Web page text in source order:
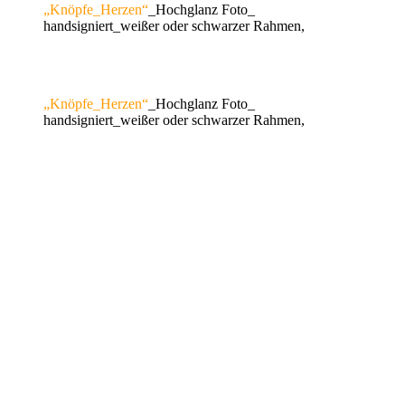
„Knöpfe_Herzen“ _Hochglanz Foto_
handsigniert_weißer oder schwarzer Rahmen,
„Knöpfe_Herzen“ _Hochglanz Foto_
handsigniert_weißer oder schwarzer Rahmen,